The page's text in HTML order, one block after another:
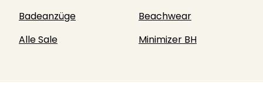
Badeanzüge
Beachwear
Alle Sale
Minimizer BH